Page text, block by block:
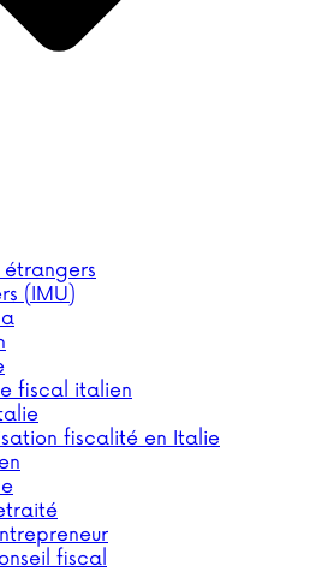
(IMU)
fiscal italien
fiscalité en Italie
fiscal